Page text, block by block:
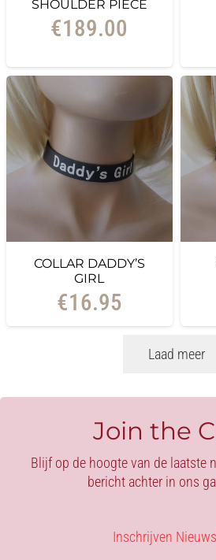
SHOULDER PIECE
€189.00
COLLAR DADDY’S
GIRL
€16.95
Laad meer
Join the
Blijf op de hoogte van de laatste
bericht achter in ons
Inschrijven